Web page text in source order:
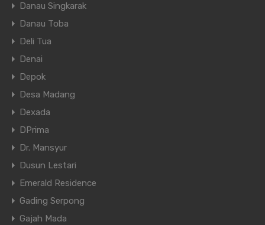
Danau Singkarak
Danau Toba
Deli Tua
Denai
Depok
Desa Madang
Dexada
DPrima
Dr. Mansyur
Dusun Lestari
Emerald Residence
Gading Serpong
Gajah Mada